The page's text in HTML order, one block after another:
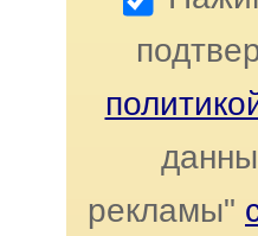
рекламы"